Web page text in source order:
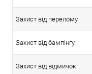
Захист від перелому
Захист від бампінгу
Захист від відмичок